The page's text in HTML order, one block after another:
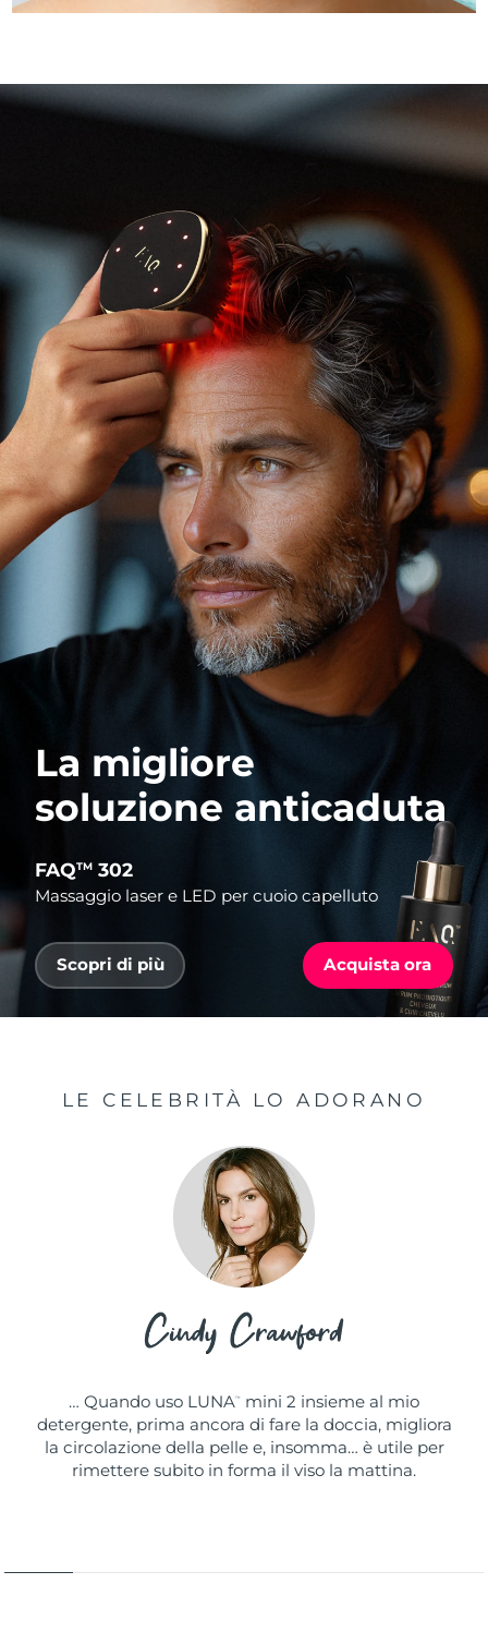
La migliore
soluzione anticaduta
FAQTM 302
Massaggio laser e LED per cuoio capelluto
Scopri di più Acquista ora
LE CELEBRITÀ LO ADORANO
… Quando uso LUNA ™
mini 2 insieme al mio
detergente, prima ancora di fare la doccia, migliora
la circolazione della pelle e, insomma… è utile per
rimettere subito in forma il viso la mattina.